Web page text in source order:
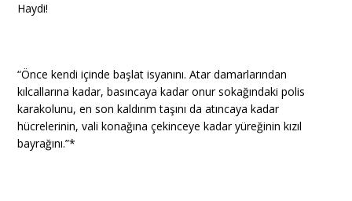
Haydi!
“Önce kendi içinde başlat isyanını. Atar damarlarından
kılcallarına kadar, basıncaya kadar onur sokağındaki polis
karakolunu, en son kaldırım taşını da atıncaya kadar
hücrelerinin, vali konağına çekinceye kadar yüreğinin kızıl
bayrağını.”*